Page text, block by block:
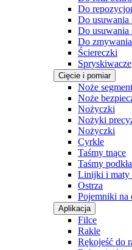
Do
Do
Do usuwania
Do
Ściereczki
Spryskiwacze
Cięcie i pomiar
Noże
Noże
Nożyczki
Nożyki
Nożyczki
Cyrkle
Taśmy tnące
Taśmy
Linijki i maty
Ostrza
Pojemniki na
Aplikacja
Filce
Rakle
Rękojeść do